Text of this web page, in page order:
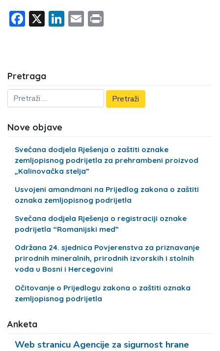
Facebook
X LinkedIn
Email
Pretraga
Nove objave
Svečana dodjela Rješenja o zaštiti oznake
zemljopisnog podrijetla za prehrambeni proizvod
„Kalinovačka stelja”
Usvojeni amandmani na Prijedlog zakona o zaštiti
oznaka zemljopisnog podrijetla
Svečana dodjela Rješenja o registraciji oznake
podrijetla “Romanijski med”
Održana 24. sjednica Povjerenstva za priznavanje
prirodnih mineralnih, prirodnih izvorskih i stolnih
voda u Bosni i Hercegovini
Očitovanje o Prijedlogu zakona o zaštiti oznaka
zemljopisnog podrijetla
Anketa
Web stranicu Agencije za sigurnost hrane